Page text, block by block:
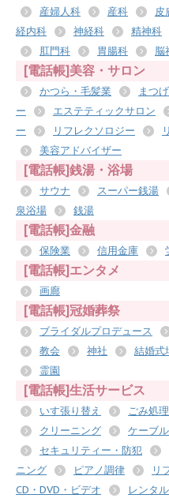
産婦人科
産科 皮
経内科
神経科 精神科
肛門科
胃腸科 脳
[電話帳]美容・サロン
かつら・毛髪業 まつ
ー
エステティックサロン
ー
リフレクソロジー
美容アドバイザー
[電話帳]銭湯・浴場
サウナ スーパー銭湯
泉浴場
銭湯
[電話帳]金融
保険業 信用金庫
[電話帳]エンタメ
画廊
[電話帳]冠婚葬祭
ブライダルプロデュース
教会
神社 結婚式
霊園
[電話帳]生活サービス
いす張り替え ごみ処理
クリーニング
ケーブ
セキュリティー・防犯
ニング
ピアノ調律 リ
CD・DVD・ビデオ
レンタ